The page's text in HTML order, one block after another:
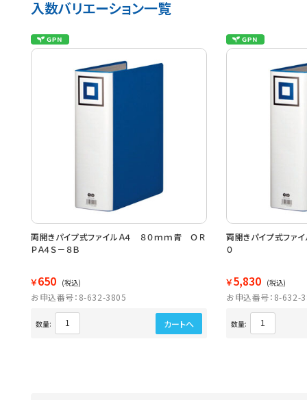
入数バリエーション一覧
両開きパイプ式ファイルＡ４ ８０ｍｍ青 ＯＲ
ＰＡ４Ｓ－８Ｂ
￥650 (税込)
お申込番号：8-632-3805
数量: カートへ
両開きパイプ式フ
０
￥5,830 (税込)
お申込番号：8-632-
数量: